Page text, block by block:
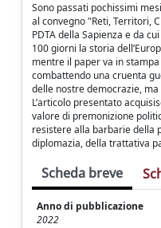
Sono passati pochissimi
al convegno "Reti, Territori,
PDTA della Sapienza e da
100 giorni la storia
mentre il paper va in
combattendo una cruenta
delle nostre democrazie,
L’articolo presentato
valore di premonizione
resistere alla barbarie della
diplomazia, della trattativa
Scheda breve
Anno di pubblicazione
2022